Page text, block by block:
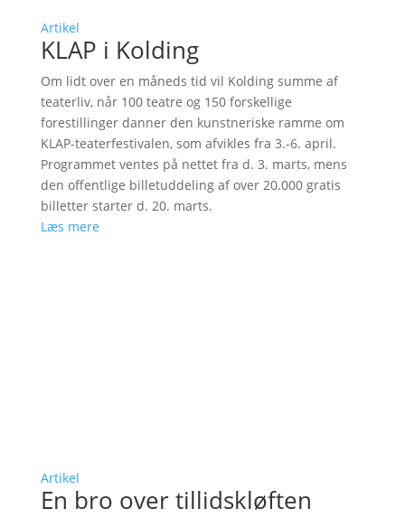
Artikel
KLAP i Kolding
Om lidt over en måneds tid vil Kolding summe af
teaterliv, når 100 teatre og 150 forskellige
forestillinger danner den kunstneriske ramme om
KLAP-teaterfestivalen, som afvikles fra 3.-6. april.
Programmet ventes på nettet fra d. 3. marts, mens
den offentlige billetuddeling af over 20.000 gratis
billetter starter d. 20. marts.
Læs mere
Artikel
En bro over tillidskløften